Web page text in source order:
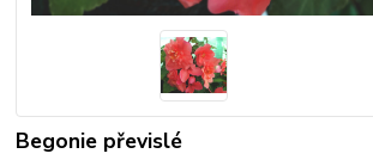
Begonie převislé